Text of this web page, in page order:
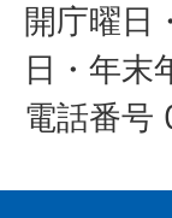
開庁曜
日・年末
電話番号